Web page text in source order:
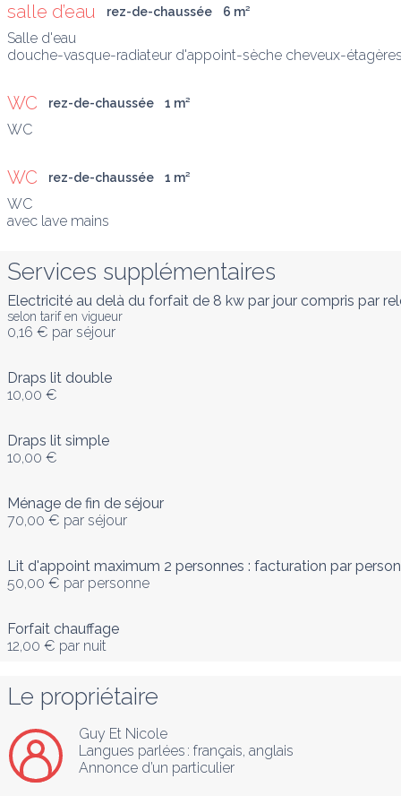
salle d’eau rez-de-chaussée 6 m²
Salle d'eau
douche-vasque-radiateur d'appoint-sèche cheveux-
WC rez-de-chaussée 1 m²
WC rez-de-chaussée 1 m²
WC
avec lave mains
Services supplémentaires
Electricité au delà du forfait de 8 kw par jour compris par
selon tarif en vigueur
0,16 € par séjour
Draps lit double
10,00 €
Draps lit simple
10,00 €
Ménage de fin de séjour
70,00 € par séjour
Lit d'appoint maximum 2 personnes : facturation par
50,00 € par personne
Forfait chauffage
12,00 € par nuit
Le propriétaire
Guy Et Nicole
Langues parlées : français, anglais
Annonce d’un particulier